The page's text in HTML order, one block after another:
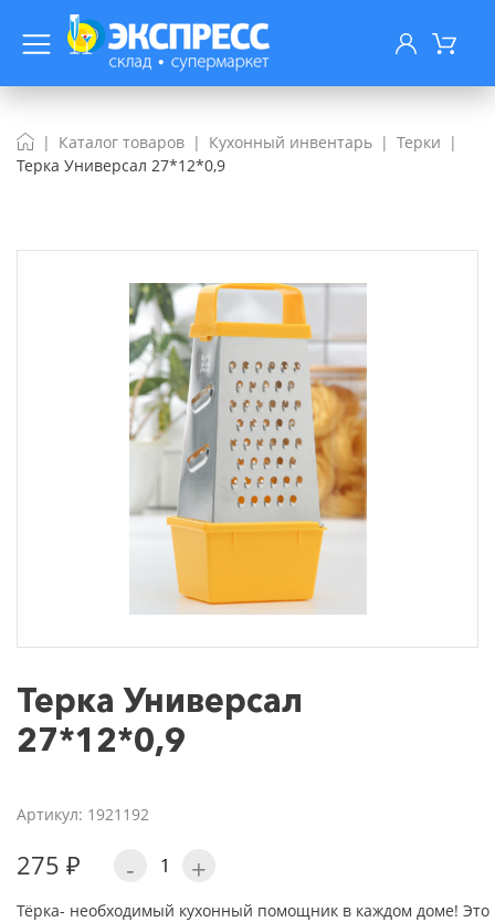
Каталог товаров Кухонный инвентарь
Терки
Терка Универсал 27*12*0,9
Терка Универсал
27*12*0,9
Артикул: 1921192
275 ₽ - +
Тёрка- необходимый кухонный помощник в каждом доме! Это